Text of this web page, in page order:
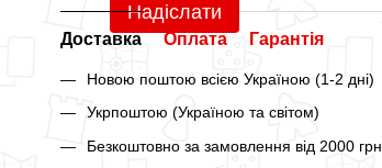
Надіслати
Доставка Оплата Гарантія
Новою поштою всією Україною (1-2 дні)
Укрпоштою (Україною та світом)
Безкоштовно за замовлення від 2000 грн